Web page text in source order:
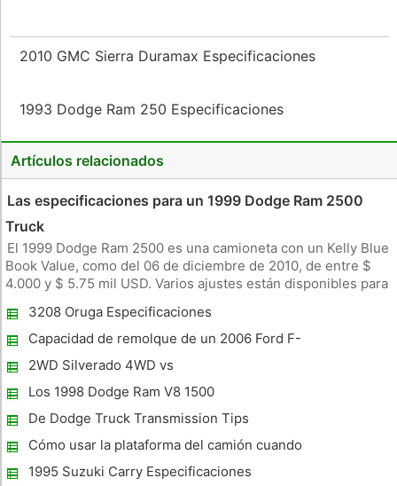
2010 GMC Sierra Duramax Especificaciones
1993 Dodge Ram 250 Especificaciones
Artículos relacionados
Las especificaciones para un 1999 Dodge Ram 2500
Truck
El 1999 Dodge Ram 2500 es una camioneta con un Kelly Blue
Book Value, como del 06 de diciembre de 2010, de entre $
4.000 y $ 5.75 mil USD. Varios ajustes están disponibles para
ruedas y tracción trasera, así como el Club Cab, Quad Cab,
cama co
3208 Oruga Especificaciones
Capacidad de remolque de un 2006 Ford F-
250
2WD Silverado 4WD vs
Los 1998 Dodge Ram V8 1500
Especificaciones
De Dodge Truck Transmission Tips
Cómo usar la plataforma del camión cuando
se arrastra un Fifth Wheel
1995 Suzuki Carry Especificaciones